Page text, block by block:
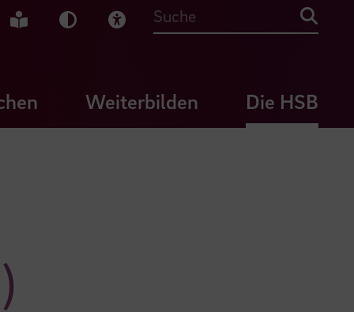
Gebärdensprache
Leichte Sprache
Dunkel-Modus
Visuelle Hilfe
Suche
Weiterbilden Die HSB